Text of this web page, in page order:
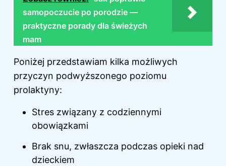
samopoczucie po porodzie —
praktyczne porady dla świeżych
mam
Poniżej przedstawiam kilka możliwych
przyczyn podwyższonego poziomu
prolaktyny:
Stres związany z codziennymi
obowiązkami
Brak snu, zwłaszcza podczas opieki nad
dzieckiem